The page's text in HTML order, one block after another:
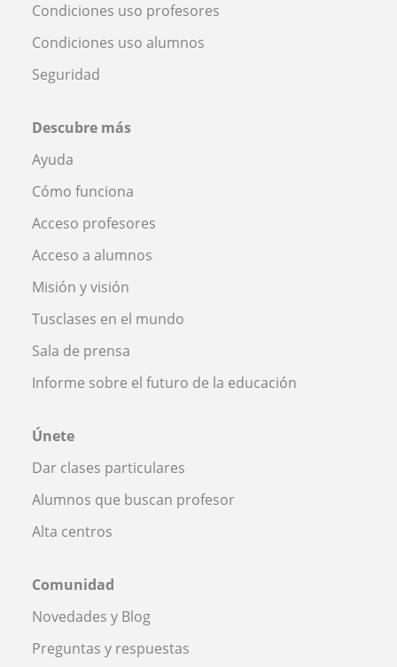
Condiciones uso profesores
Condiciones uso alumnos
Seguridad
Descubre más
Ayuda
Cómo funciona
Acceso profesores
Acceso a alumnos
Misión y visión
Tusclases en el mundo
Sala de prensa
Informe sobre el futuro de la educación
Únete
Dar clases particulares
Alumnos que buscan profesor
Alta centros
Comunidad
Novedades y Blog
Preguntas y respuestas